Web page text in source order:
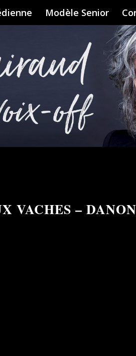
Modèle Senior
VACHES –